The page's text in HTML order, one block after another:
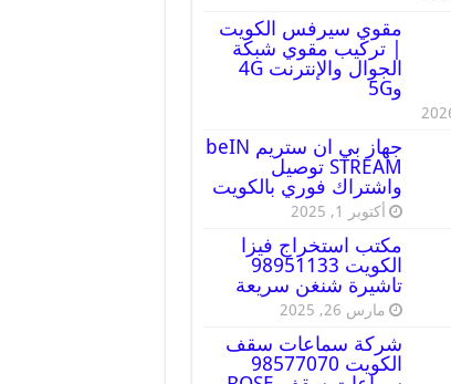
مقوي سيرفس الكويت
| تركيب مقوي شبكة
الجوال والإنترنت 4G
و5G
جهاز بي ان ستريم beIN
STREAM توصيل
واشتراك فوري بالكويت
أكتوبر 1, 2025
مكتب استخراج فيزا
الكويت 98951133
تاشيرة شنغن سريعة
مارس 26, 2025
شركة سماعات سقف
الكويت 98577070